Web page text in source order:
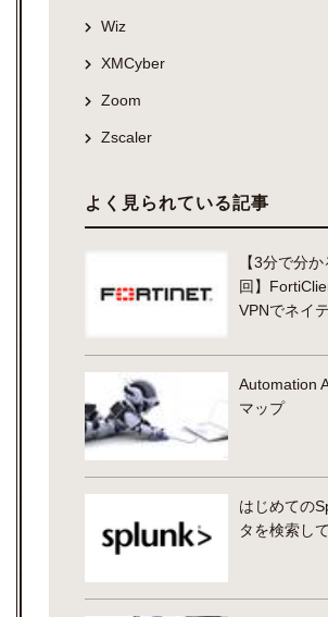
Wiz
XMCyber
Zoom
Zscaler
よく見られている記事
【3分で分
回】
VPNでネイ
Automation
マップ
はじめての
タを検索し